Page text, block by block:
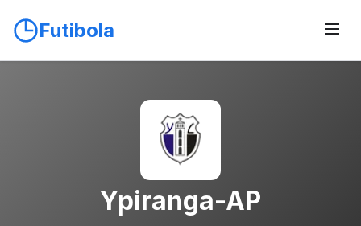
Futibola
Ypiranga-AP